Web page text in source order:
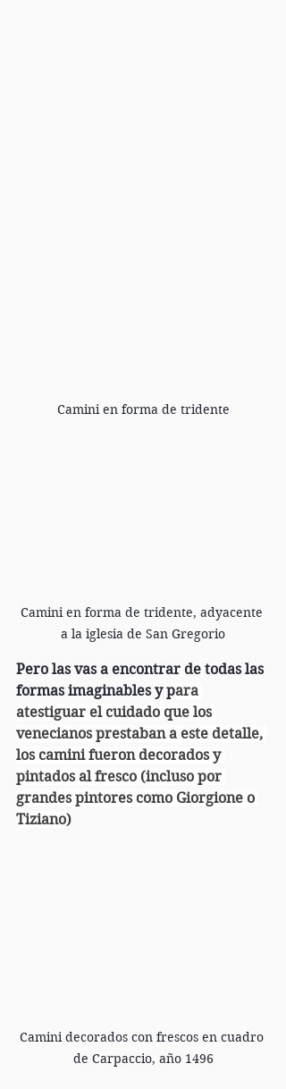
Camini en forma de tridente
Camini en forma de tridente, adyacente
a la iglesia de San Gregorio
Pero las vas a encontrar de todas las
formas imaginables y para
atestiguar el cuidado que los
venecianos prestaban a este detalle,
los camini fueron decorados y
pintados al fresco (incluso por
grandes pintores como Giorgione o
Tiziano)
Camini decorados con frescos en cuadro
de Carpaccio, año 1496